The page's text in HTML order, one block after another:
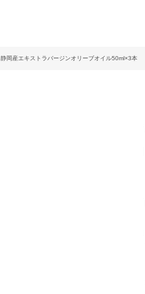
静岡産エキストラバージンオリーブオイル50ml×3本